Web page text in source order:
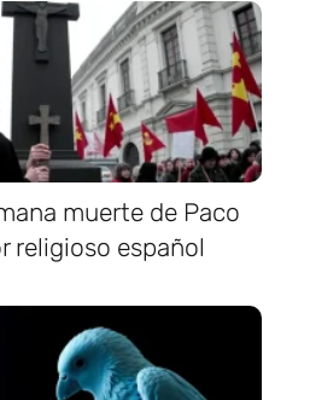
muerte de Paco
religioso español